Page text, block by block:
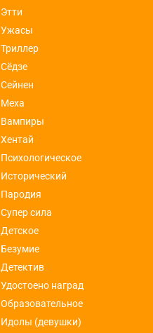
Этти
Ужасы
Триллер
Сёдзе
Сейнен
Меха
Вампиры
Хентай
Психологическое
Исторический
Пародия
Супер сила
Детское
Безумие
Детектив
Удостоено наград
Образовательное
Идолы (девушки)